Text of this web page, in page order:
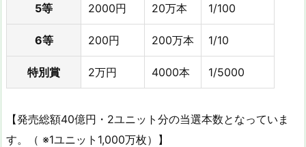
5等 2000円 20万本 1/100
6等 200円 200万本 1/10
特別賞 2万円 4000本 1/5000
【発売総額40億円・2ユニット分の当選本数となっていま
す。（ ※1ユニット1,000万枚）】